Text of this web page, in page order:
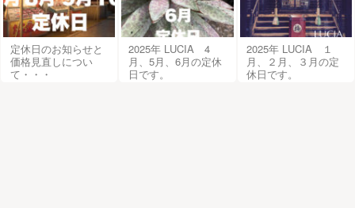
定休日のお知らせと
価格見直しについ
て・・・
2025年 LUCIA 4
月、5月、6月の定休
日です。
2025年 LUCIA １
月、２月、３月の定
休日です。